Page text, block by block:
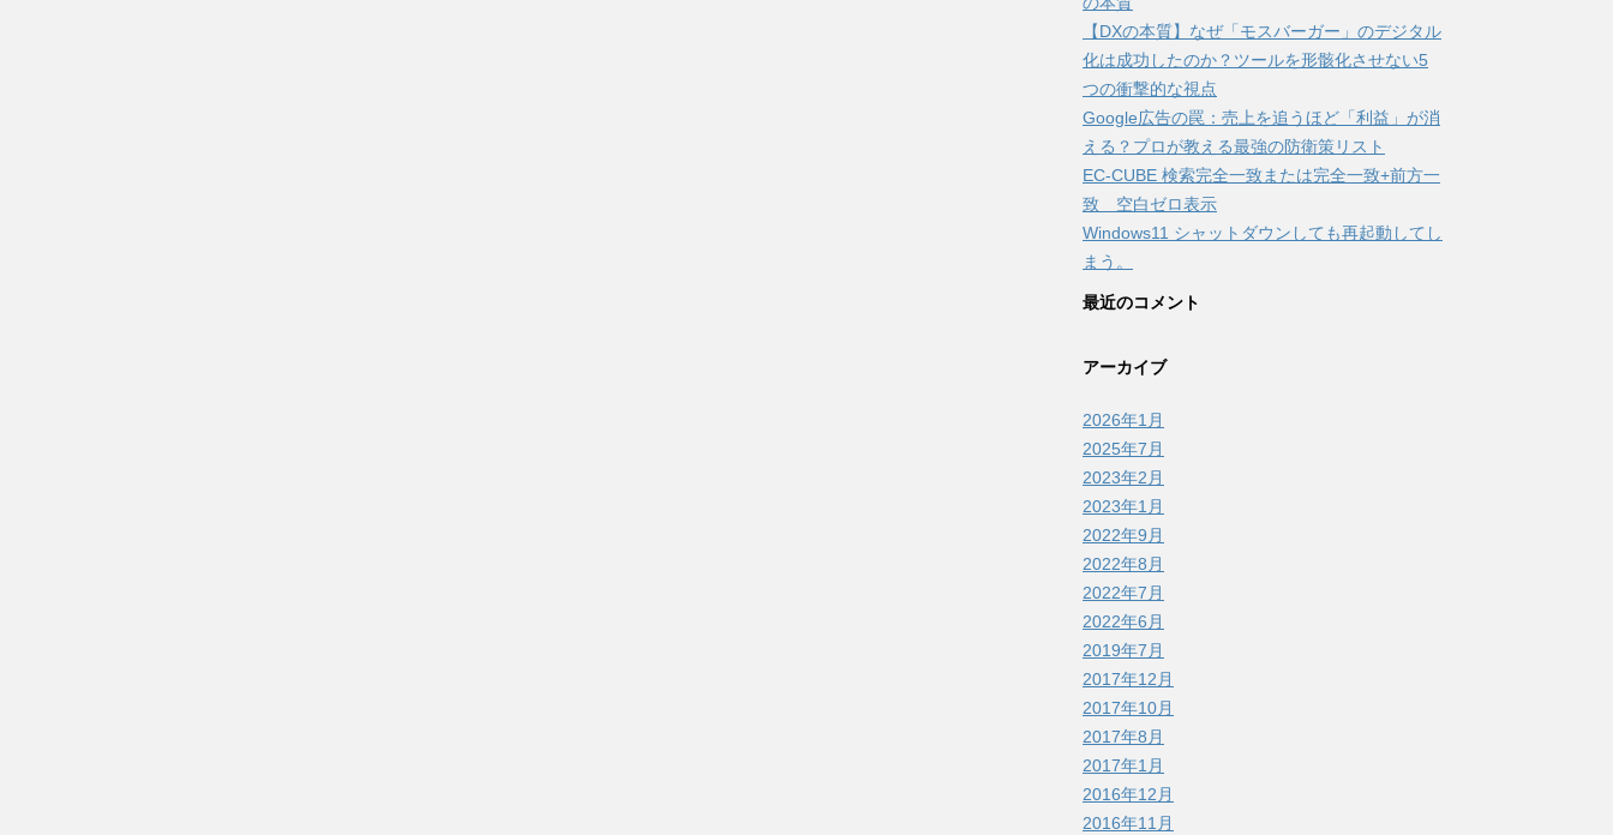
【DXの本質】なぜ「モスバーガー」のデジタル
化は成功したのか？ツールを形骸化させない5
つの衝撃的な視点
Google広告の罠：売上を追うほど「利益」が消
える？プロが教える最強の防衛策リスト
EC-CUBE 検索完全一致または完全一致+前方一
致 空白ゼロ表示
Windows11 シャットダウンしても再起動してし
まう。
最近のコメント
アーカイブ
2026年1月
2025年7月
2023年2月
2023年1月
2022年9月
2022年8月
2022年7月
2022年6月
2019年7月
2017年12月
2017年10月
2017年8月
2017年1月
2016年12月
2016年11月